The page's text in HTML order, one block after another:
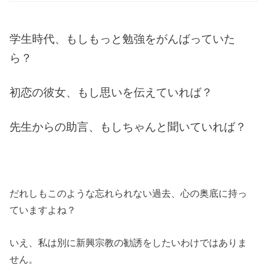
学生時代、もしもっと勉強をがんばっていた
ら？
初恋の彼女、もし思いを伝えていれば？
先生からの助言、もしちゃんと聞いていれば？
だれしもこのような忘れられない過去、心の奥底に持っ
ていますよね？
いえ、私は別に新興宗教の勧誘をしたいわけではありま
せん。